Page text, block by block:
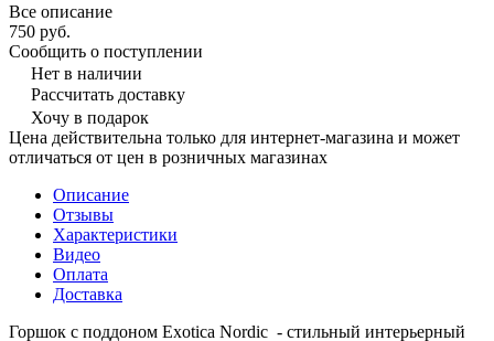
Все описание
750 руб.
Сообщить о поступлении
Нет в наличии
Рассчитать доставку
Хочу в подарок
Цена действительна только для интернет-магазина и может
отличаться от цен в розничных магазинах
Описание
Отзывы
Характеристики
Видео
Оплата
Доставка
Горшок с поддоном Exotica Nordic - стильный интерьерный